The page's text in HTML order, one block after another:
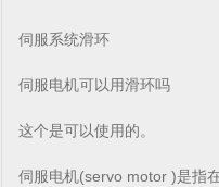
伺服系统滑环
伺服电机可以用滑环吗
这个是可以使用的。
伺服电机(servo motor )是指